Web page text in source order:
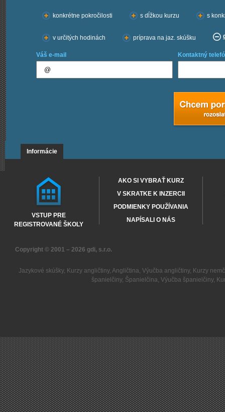
konkrétne pokročilosti
s dĺžkou kurzu s
v určitých hodinách príprava na jaz. skúšku
Váš e-mail Kontaktný
Informácie
VSTUP PRE
REGISTROVANÉ ŠKOLY
AKO SI VYBRAŤ KURZ
V SKRATKE K INZERCII
PODMIENKY POUŽÍVANIA
NAPÍSALI O NÁS
Copyright © 2001 – 2026 gdi, s.r.o.
Jazykové skúšky, Kurzy angličtiny, Angličtina, Výučba angličtiny, Kurzy
španielčiny, Španielčina, Výučba španielčiny,